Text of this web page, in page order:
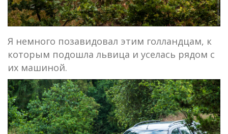
Я немного позавидовал этим голландцам, к
которым подошла львица и уселась рядом с
их машиной.